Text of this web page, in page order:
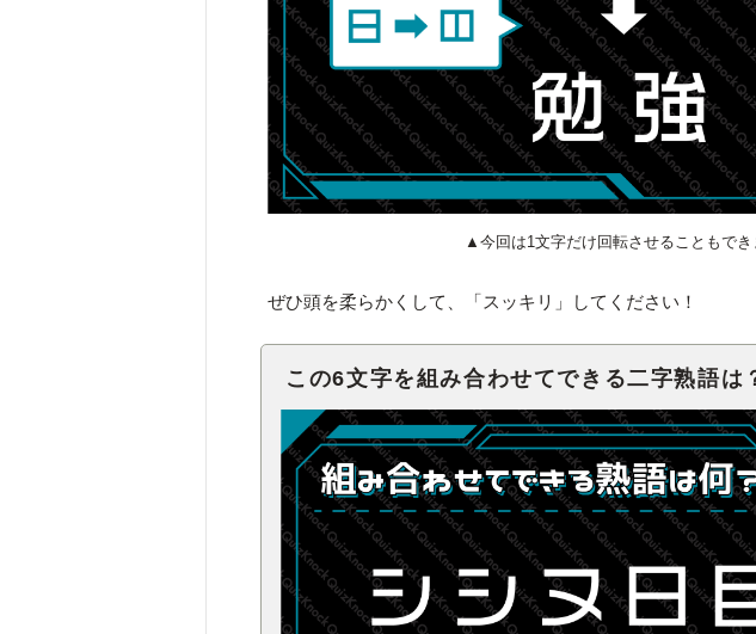
▲今回は1文字だけ回転させることもでき
ぜひ頭を柔らかくして、「スッキリ」してください！
この6文字を組み合わせてできる二字熟語は